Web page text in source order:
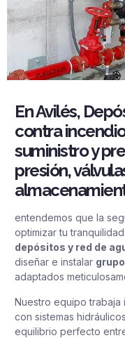
En Avilés,
contra
suministro y
presión,
entendemos que la
optimizar tu
depósitos y red de
diseñar e instalar
adaptados
Nuestro equipo trabaja
con sistemas
equilibrio perfecto